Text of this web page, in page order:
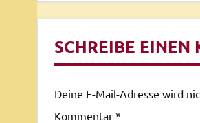
SCHREIBE EINEN
Deine E-Mail-Adresse wird
Kommentar *